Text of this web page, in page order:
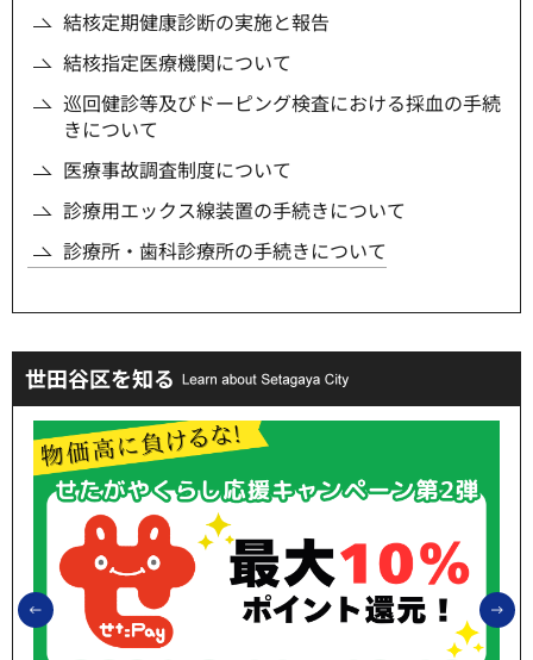
結核定期健康診断の実施と報告
結核指定医療機関について
巡回健診等及びドーピング検査における採血の手続
きについて
医療事故調査制度について
診療用エックス線装置の手続きについて
診療所・歯科診療所の手続きについて
世田谷区を知る
前のスライドを表示